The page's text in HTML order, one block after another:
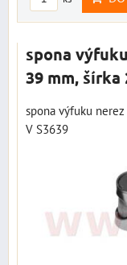
spona
39 mm, šírka
spona výfuku
V S3639